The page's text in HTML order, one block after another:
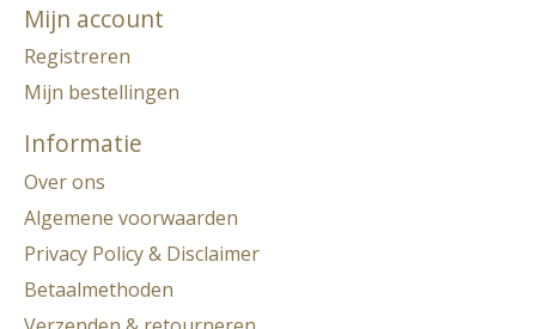
Mijn account
Registreren
Mijn bestellingen
Informatie
Over ons
Algemene voorwaarden
Privacy Policy & Disclaimer
Betaalmethoden